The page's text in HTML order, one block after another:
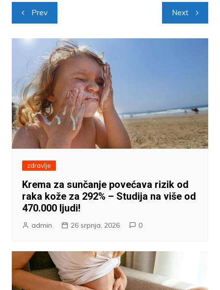
Navigacija
objava
Prev Next
zdravlje
Krema za sunčanje povećava rizik od
raka kože za 292% – Studija na više od
470.000 ljudi!
admin 26 srpnja, 2026 0